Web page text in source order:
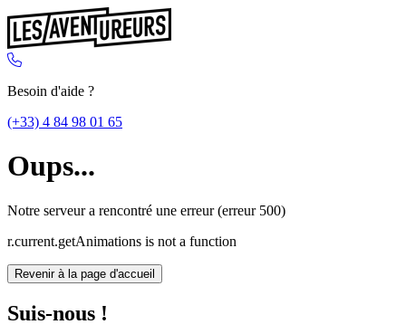
Besoin d'aide ?
(+33) 4 84 98 01 65
Oups...
Notre serveur a rencontré une erreur (erreur 500)
r.current.getAnimations is not a function
Revenir à la page d'accueil
Suis-nous !